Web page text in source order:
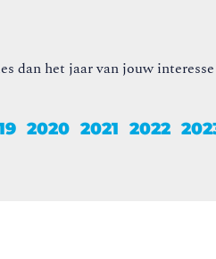
dan het jaar van jouw
2020 2021 2022